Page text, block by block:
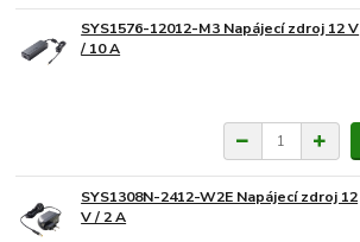
SYS1576-12012-M3 Napájecí zdroj 12 V
/ 10 A
SYS1308N-2412-W2E Napájecí zdroj 12
V / 2 A